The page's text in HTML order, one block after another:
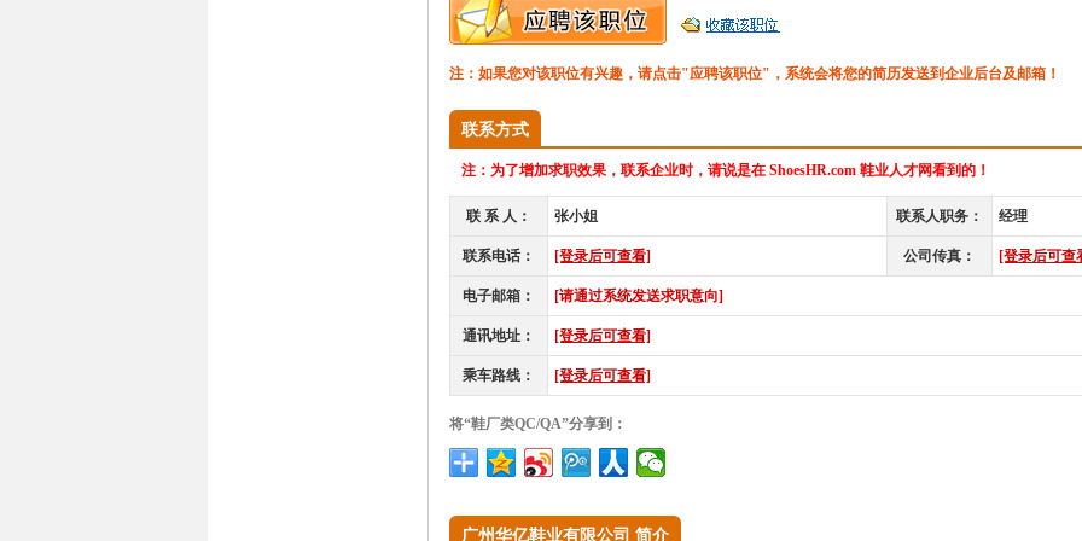
注：如果您对该职位有兴趣，请点击"应聘该职位"，系统会将您的简历发送到企业后台及邮箱！
联系方式
注： 为了增加求职效果，联系企业时，请说是在 ShoesHR.com 鞋业人才网看到的！
联 系 人： 张小姐 联系人职务： 经理
联系电话： [登录后可查看] 公司传真： [登录后可查
电子邮箱： [请通过系统发送求职意向]
通讯地址： [登录后可查看]
乘车路线： [登录后可查看]
将“鞋厂类QC/QA”分享到：
广州华亿鞋业有限公司 简介